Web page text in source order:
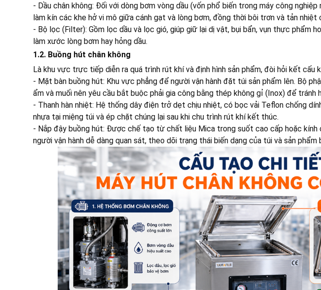
- Dầu chân không: Đối với dòng bơm vòng dầu (vốn phổ biến trong máy công
làm kín các khe hở vi mô giữa cánh gạt và lòng bơm, đồng thời bôi trơn và tản nhiệt
- Bộ lọc (Filter): Gồm lọc dầu và lọc gió, giúp giữ lại dị vật, bụi bẩn, vụn thực phẩm
làm xước lòng bơm hay hỏng dầu.
1.2. Buồng hút chân không
Là khu vực trực tiếp diễn ra quá trình rút khí và định hình sản phẩm, đòi hỏi kết cấu
- Mặt bàn buồng hút: Khu vực phẳng để người vận hành đặt túi sản phẩm lên. Bộ
ẩm và muối nên yêu cầu bắt buộc phải gia công bằng thép không gỉ (Inox) để tránh
- Thanh hàn nhiệt: Hệ thống dây điện trở dẹt chịu nhiệt, có bọc vải Teflon chống
nhựa tại miệng túi và ép chặt chúng lại sau khi chu trình rút khí kết thúc.
- Nắp đậy buồng hút: Được chế tạo từ chất liệu Mica trong suốt cao cấp hoặc
người vận hành dễ dàng quan sát, theo dõi trạng thái biến dạng của túi và sản